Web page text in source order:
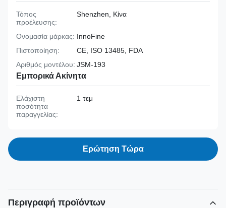
Τόπος
προέλευσης:
Shenzhen, Κίνα
Ονομασία μάρκας: InnoFine
Πιστοποίηση:
CE, ISO 13485, FDA
Αριθμός μοντέλου: JSM-193
Εμπορικά Ακίνητα
Ελάχιστη
ποσότητα
παραγγελίας:
1 τεμ
Ερώτηση Τώρα
Περιγραφή προϊόντων